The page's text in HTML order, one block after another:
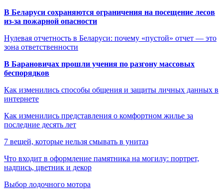
В Беларуси сохраняются ограничения на посещение лесов
из-за пожарной опасности
Нулевая отчетность в Беларуси: почему «пустой» отчет — это
зона ответственности
В Барановичах прошли учения по разгону массовых
беспорядков
Как изменились способы общения и защиты личных данных в
интернете
Как изменились представления о комфортном жилье за
последние десять лет
7 вещей, которые нельзя смывать в унитаз
Что входит в оформление памятника на могилу: портрет,
надпись, цветник и декор
Выбор лодочного мотора